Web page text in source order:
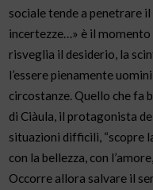
sociale tende a penetrare
incertezze…» è il
risveglia il desiderio, la
l’essere pienamente
circostanze. Quello che fa
di Ciàula, il protagonista
situazioni difficili, “scopre
con la bellezza, con
Occorre allora salvare il